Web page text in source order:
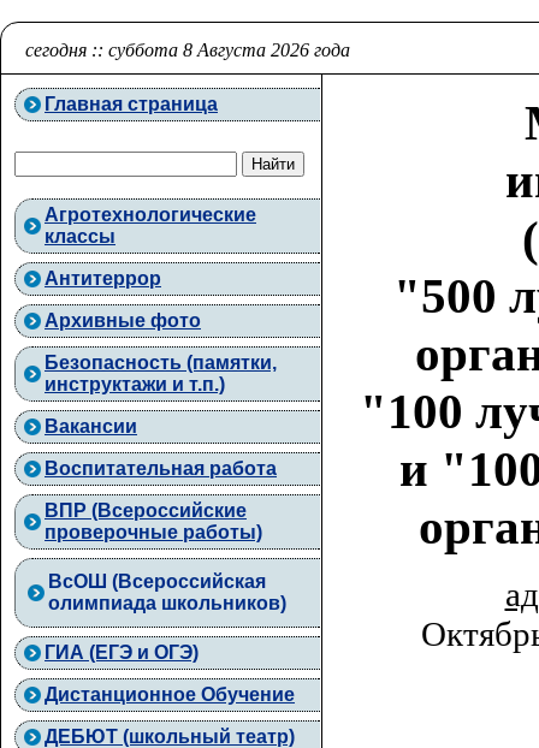
сегодня :: суббота 8 Августа 2026 года
Главная страница
Агротехнологические
классы
Антитеррор
Архивные фото
Безопасность (памятки,
инструктажи и т.п.)
Вакансии
Воспитательная работа
ВПР (Всероссийские
проверочные работы)
ВcОШ (Всероссийская
олимпиада школьников)
ГИА (ЕГЭ и ОГЭ)
Дистанционное Обучение
ДЕБЮТ (школьный театр)
"500
"100
и